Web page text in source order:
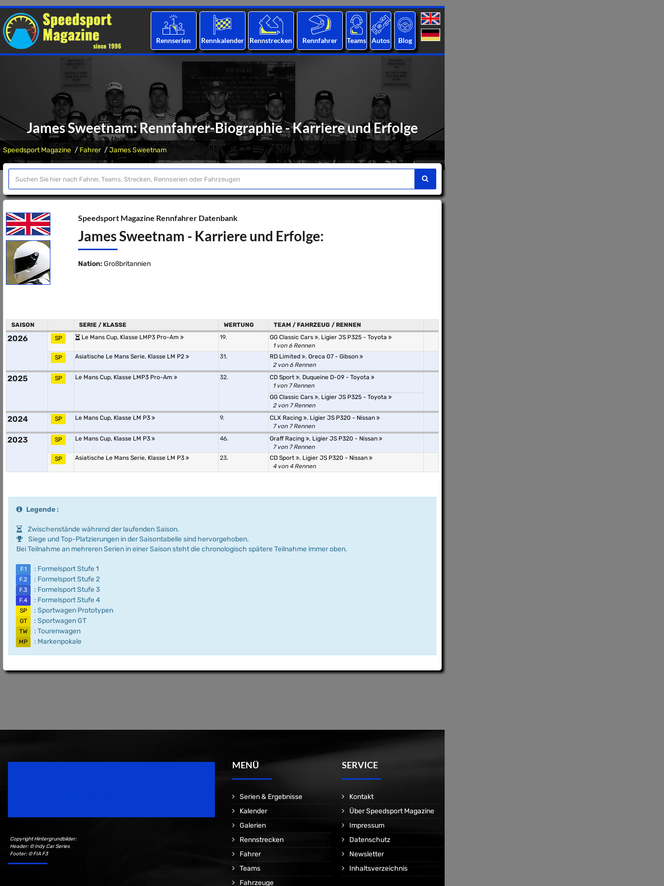
Rennserien Rennkalender Rennstrecken Rennfahrer Teams Autos Blog
James Sweetnam: Rennfahrer-Biographie - Karriere und Erfolge
Speedsport Magazine Fahrer James Sweetnam
Speedsport Magazine Rennfahrer Datenbank
James Sweetnam - Karriere und Erfolge:
Nation: Großbritannien
SAISON SERIE / KLASSE WERTUNG TEAM / FAHRZEUG / RENNEN
2026 SP Le Mans Cup, Klasse LMP3 Pro-Am 19. GG Classic Cars , Ligier JS P325 - Toyota
1 von 6 Rennen
SP
Asiatische Le Mans Serie, Klasse LM P2 31. RD Limited , Oreca 07 - Gibson
2 von 6 Rennen
2025 SP Le Mans Cup, Klasse LMP3 Pro-Am 32. CD Sport , Duqueine D-09 - Toyota
1 von 7 Rennen
GG Classic Cars
, Ligier JS P325 - Toyota
2 von 7 Rennen
2024 SP Le Mans Cup, Klasse LM P3 9. CLX Racing , Ligier JS P320 - Nissan
7 von 7 Rennen
2023 SP Le Mans Cup, Klasse LM P3 46. Graff Racing , Ligier JS P320 - Nissan
7 von 7 Rennen
SP
Asiatische Le Mans Serie, Klasse LM P3 23. CD Sport , Ligier JS P320 - Nissan
4 von 4 Rennen
Legende :
Zwischenstände während der laufenden Saison.
Siege und Top-Platzierungen in der Saisontabelle sind hervorgehoben.
Bei Teilnahme an mehreren Serien in einer Saison steht die chronologisch spätere Teilnahme immer oben.
F.1 : Formelsport Stufe 1
F.2 : Formelsport Stufe 2
F.3 : Formelsport Stufe 3
F.4 : Formelsport Stufe 4
SP : Sportwagen Prototypen
GT : Sportwagen GT
TW : Tourenwagen
MP : Markenpokale
Copyright Hintergrundbilder:
Header: © Indy Car Series
Footer: © FIA F3
MENÜ
Serien & Ergebnisse
Kalender
Galerien
Rennstrecken
Fahrer
Teams
Fahrzeuge
SERVICE
Kontakt
Über Speedsport Magazine
Impressum
Datenschutz
Newsletter
Inhaltsverzeichnis